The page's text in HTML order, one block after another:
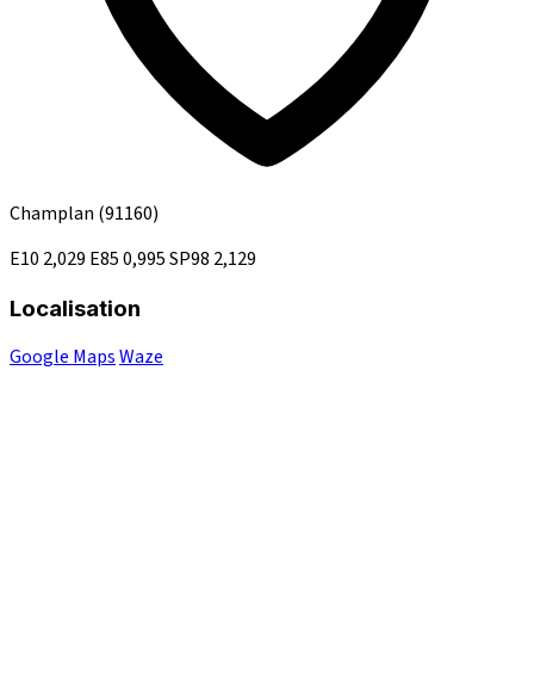
Champlan (91160)
E10 2,029 E850,995SP98 2,129
Localisation
Google MapsWaze